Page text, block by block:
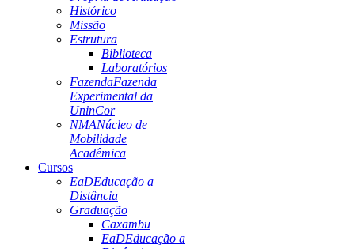
Histórico
Missão
Estrutura
Biblioteca
Laboratórios
FazendaFazenda
Experimental da
UninCor
NMANúcleo de
Mobilidade
Acadêmica
Cursos
EaDEducação a
Distância
Graduação
Caxambu
EaDEducação a